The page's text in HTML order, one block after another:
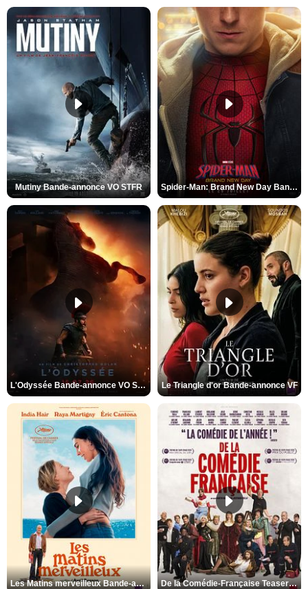
Mutiny Bande-annonce VO STFR Spider-Man: Brand New Day Bande-annonce VO STFR
L'Odyssée Bande-annonce VO STFR Le Triangle d'or Bande-annonce VF
Les Matins merveilleux Bande-annonce VF De la Comédie-Française Teaser VF